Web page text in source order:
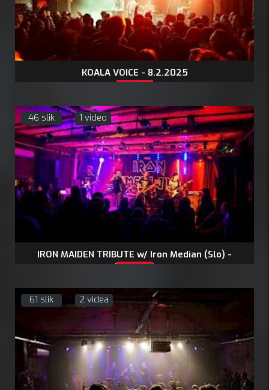
KOALA VOICE - 8.2.2025
46 slik 1 video
IRON MAIDEN TRIBUTE w/ Iron Median (Slo) -
7.2.2025
61 slik 2 videa